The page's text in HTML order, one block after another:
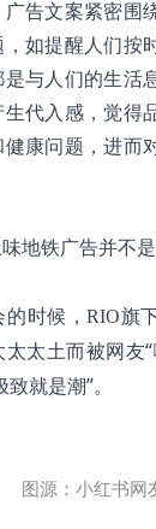
告文案紧密围
如提醒人们按
与人们的生活
代入感，觉得
康问题，进而
地铁广告并不是
的时候，RIO旗
太土而被网友
就是潮”。
图源：小红书网